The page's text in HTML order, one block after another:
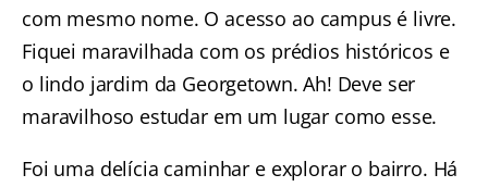
com mesmo nome. O acesso ao campus é livre.
Fiquei maravilhada com os prédios históricos e
o lindo jardim da Georgetown. Ah! Deve ser
maravilhoso estudar em um lugar como esse.
Foi uma delícia caminhar e explorar o bairro. Há